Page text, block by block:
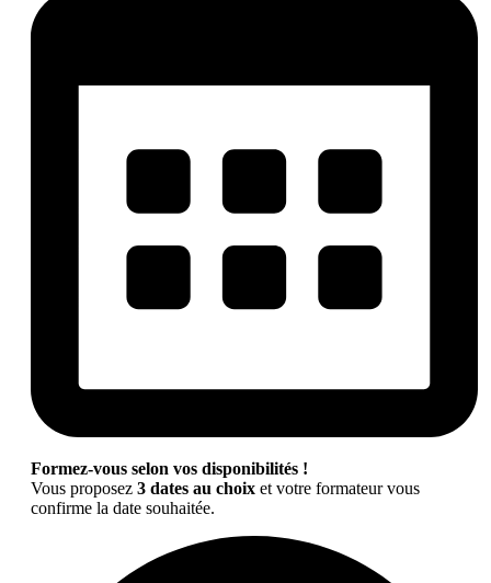
Formez-vous selon vos disponibilités !
Vous proposez 3 dates au choix et votre formateur vous
confirme la date souhaitée.